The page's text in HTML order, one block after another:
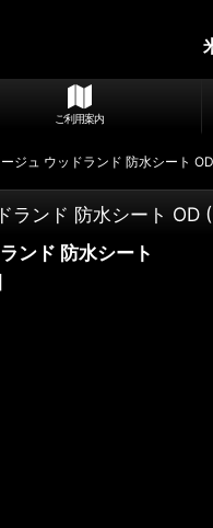
ご利用案内
ジュ ウッドランド 防水シート
ランド 防水シート OD
ンド 防水シート